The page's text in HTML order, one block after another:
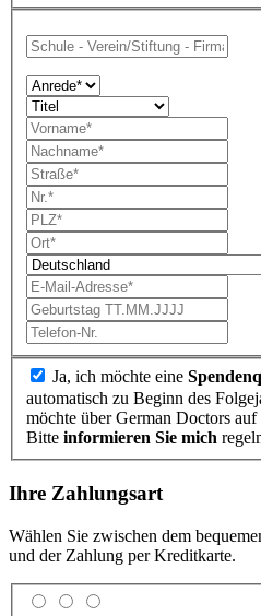
Ja, ich möchte eine
automatisch zu Beginn des
möchte über German Doctors
Bitte informieren Sie mich
Ihre Zahlungsart
Wählen Sie zwischen dem
und der Zahlung per Kreditkarte.